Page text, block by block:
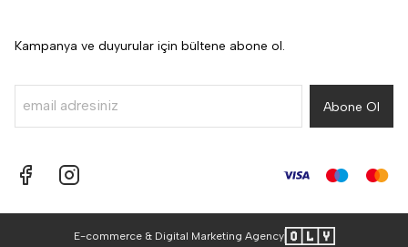
Kampanya ve duyurular için bültene abone ol.
Abone Ol
E-commerce & Digital Marketing Agency